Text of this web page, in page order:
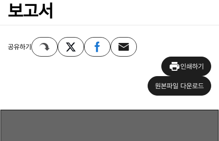
보고서
공유하기
인쇄하기
원본파일 다운로드